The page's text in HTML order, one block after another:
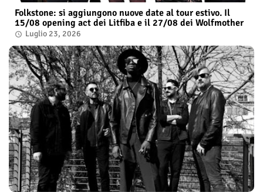
Folkstone: si aggiungono nuove date al tour estivo. Il
15/08 opening act dei Litfiba e il 27/08 dei Wolfmother
Luglio 23, 2026